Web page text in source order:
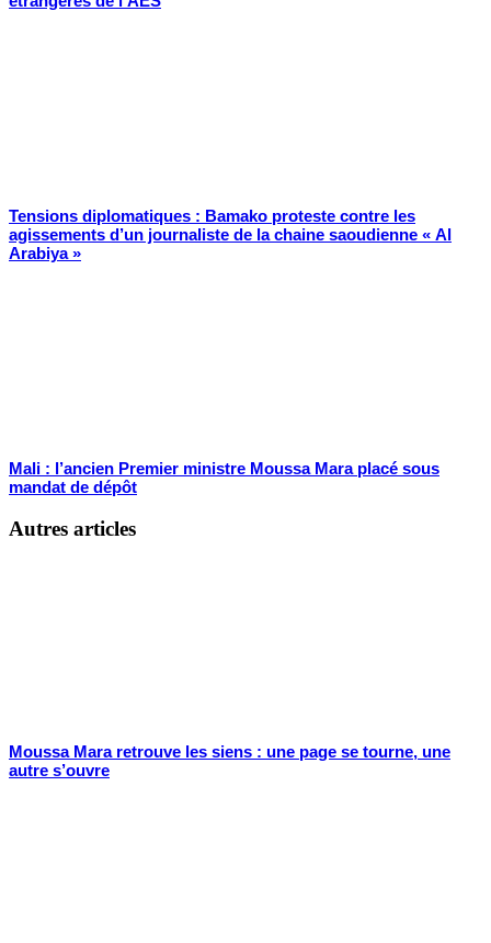
Tensions diplomatiques : Bamako proteste contre les
agissements d’un journaliste de la chaine saoudienne « Al
Arabiya »
Mali : l’ancien Premier ministre Moussa Mara placé sous
mandat de dépôt
Autres articles
Moussa Mara retrouve les siens : une page se tourne, une
autre s’ouvre